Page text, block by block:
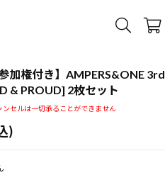
加権付き】AMPERS&ONE 3rd
& PROUD] 2枚セット
セルは一切承ることができません
)